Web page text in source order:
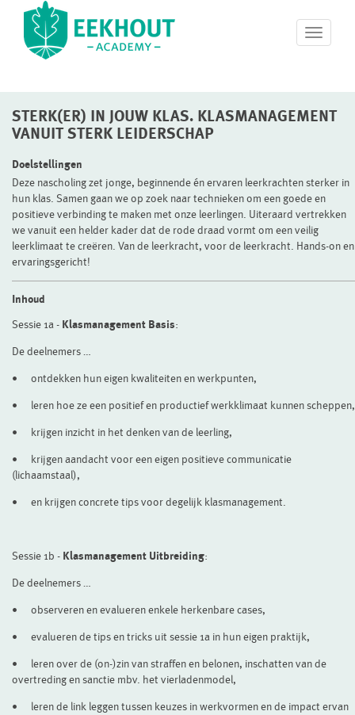
T
o
e
i
STERK(ER) IN JOUW KLAS. KLASMANAGEMENT
VANUIT STERK LEIDERSCHAP
Doelstellingen
Deze nascholing zet jonge, beginnende én ervaren leerkrachten sterker in
hun klas. Samen gaan we op zoek naar technieken om een goede en
positieve verbinding te maken met onze leerlingen. Uiteraard vertrekken
we vanuit een helder kader dat de rode draad vormt om een veilig
leerklimaat te creëren. Van de leerkracht, voor de leerkracht. Hands-on en
ervaringsgericht!
Inhoud
Sessie 1a - Klasmanagement Basis:
De deelnemers …
• ontdekken hun eigen kwaliteiten en werkpunten,
• leren hoe ze een positief en productief werkklimaat kunnen scheppen,
• krijgen inzicht in het denken van de leerling,
•
krijgen aandacht voor een eigen positieve communicatie
(lichaamstaal),
• en krijgen concrete tips voor degelijk klasmanagement.
Sessie 1b - Klasmanagement Uitbreiding:
De deelnemers …
• observeren en evalueren enkele herkenbare cases,
• evalueren de tips en tricks uit sessie 1a in hun eigen praktijk,
•
leren over de (on-)zin van straffen en belonen, inschatten van de
overtreding en sanctie mbv. het vierladenmodel,
•
leren de link leggen tussen keuzes in werkvormen en de impact ervan